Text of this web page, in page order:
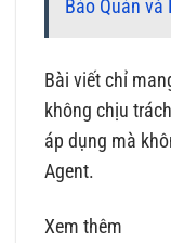
Bảo Quản
Bài viết chỉ
không chịu
áp dụng mà
Agent.
Xem thêm